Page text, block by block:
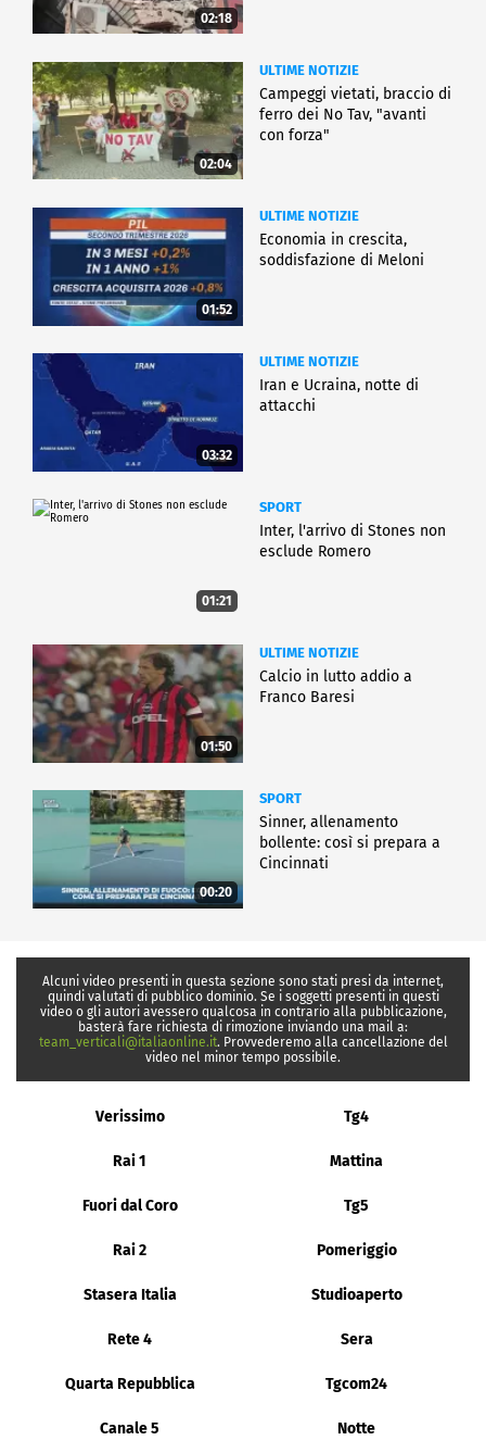
02:18
02:04
ULTIME NOTIZIE
Campeggi vietati, braccio di
ferro dei No Tav, "avanti
con forza"
01:52
ULTIME NOTIZIE
Economia in crescita,
soddisfazione di Meloni
03:32
ULTIME NOTIZIE
Iran e Ucraina, notte di
attacchi
01:21
SPORT
Inter, l'arrivo di Stones non
esclude Romero
01:50
ULTIME NOTIZIE
Calcio in lutto addio a
Franco Baresi
00:20
SPORT
Sinner, allenamento
bollente: così si prepara a
Cincinnati
Alcuni video presenti in questa sezione sono stati presi da internet,
quindi valutati di pubblico dominio. Se i soggetti presenti in questi
video o gli autori avessero qualcosa in contrario alla pubblicazione,
basterà fare richiesta di rimozione inviando una mail a:
team_verticali@italiaonline.it. Provvederemo alla cancellazione del
video nel minor tempo possibile.
Verissimo Tg4
Rai 1 Mattina
Fuori dal Coro Tg5
Rai 2 Pomeriggio
Stasera Italia Studioaperto
Rete 4 Sera
Quarta Repubblica Tgcom24
Canale 5 Notte